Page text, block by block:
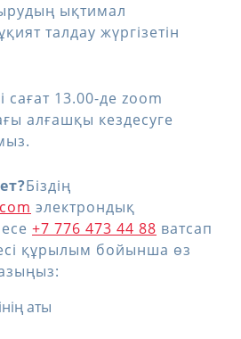
ықтимал
талдау жүргізетін
сағат 13.00-де zoom
алғашқы кездесуге
Біздің
электрондық
+7 776 473 44 88 ватсап
құрылым бойынша өз
аты